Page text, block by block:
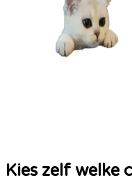
Kies zelf welke